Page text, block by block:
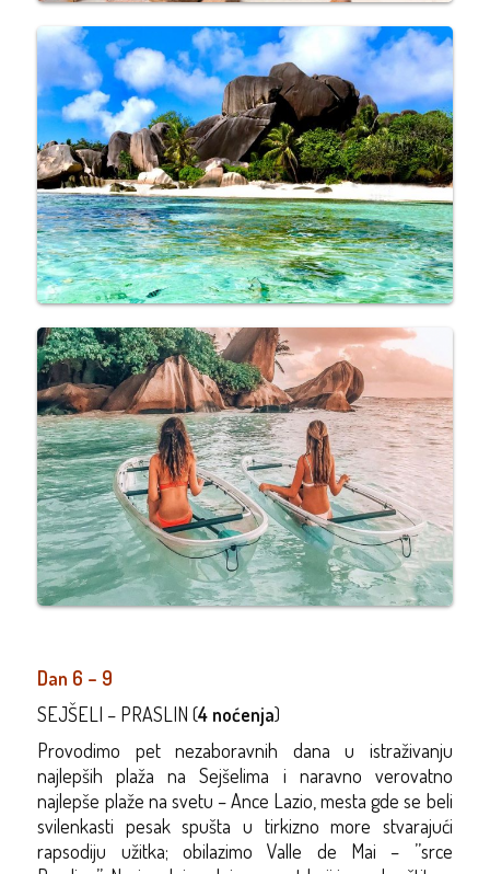
Dan 6 – 9
SEJŠELI – PRASLIN (4 noćenja)
Provodimo pet nezaboravnih dana u istraživanju
najlepših plaža na Sejšelima i naravno verovatno
najlepše plaže na svetu – Ance Lazio, mesta gde se beli
svilenkasti pesak spušta u tirkizno more stvarajući
rapsodiju užitka; obilazimo Valle de Mai – ’’srce